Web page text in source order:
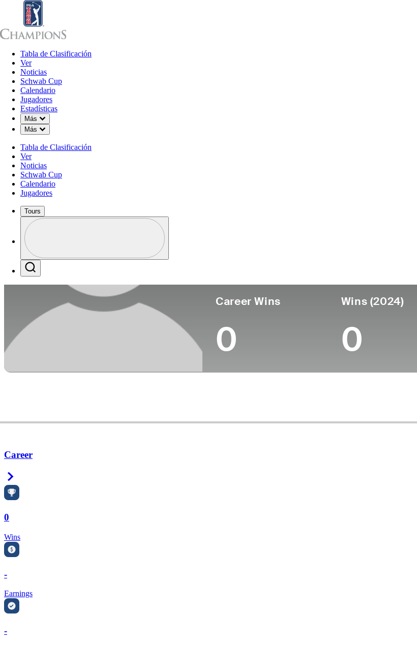
Tabla de Clasificación
Ver
Noticias
Schwab Cup
Calendario
Jugadores
Estadísticas
Más
Down Chevron
Más
Down Chevron
Tabla de Clasificación
Ver
Noticias
Schwab Cup
Calendario
Jugadores
Tours
Profile / PGA Tour Pass Logo
Career Wins
0
Wins (2024)
0
Career
0
Wins
-
Earnings
-